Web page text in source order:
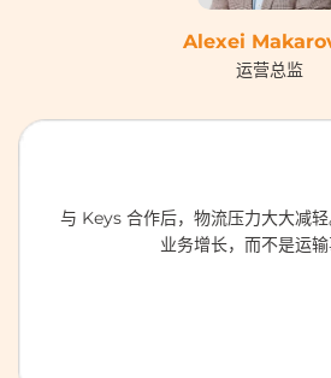
Alexei Makarov
运营总监
与 Keys 合作后，物流压力大大减
业务增长，而不是运输